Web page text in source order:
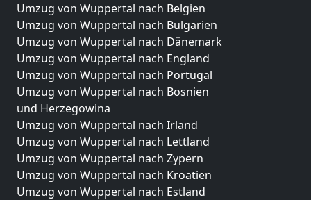
Umzug von Wuppertal nach Belgien
Umzug von Wuppertal nach Bulgarien
Umzug von Wuppertal nach Dänemark
Umzug von Wuppertal nach England
Umzug von Wuppertal nach Portugal
Umzug von Wuppertal nach Bosnien
und Herzegowina
Umzug von Wuppertal nach Irland
Umzug von Wuppertal nach Lettland
Umzug von Wuppertal nach Zypern
Umzug von Wuppertal nach Kroatien
Umzug von Wuppertal nach Estland